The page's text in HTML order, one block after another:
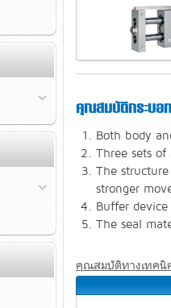
คุณสมบัติกระบอ
Both body
Three sets
The
stronger
Buffer
The seal
คุณสมบัติทางเทคนิ